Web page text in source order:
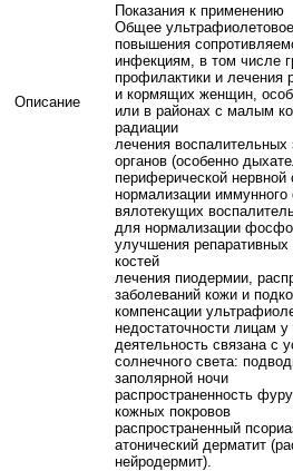
Описание
Показания к применению
Общее
повышения
инфекциям, в том числе
профилактики и лечения
и кормящих женщин,
или в районах с малым
радиации
лечения воспалительных
органов (особенно
периферической нервной
нормализации иммунного
вялотекущих
для нормализации
улучшения
костей
лечения пиодермии,
заболеваний кожи и
компенсации
недостаточности лицам
деятельность связана с
солнечного света:
заполярной ночи
распространенность
кожных покровов
распространенный
атонический дерматит
нейродермит).